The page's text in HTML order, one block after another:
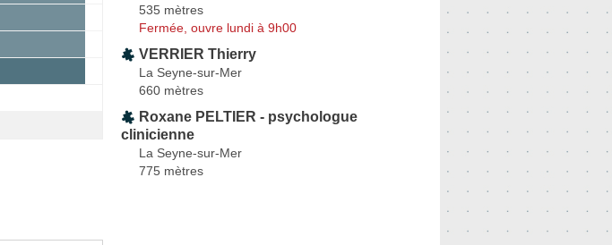
535 mètres
Fermée, ouvre lundi à 9h00
VERRIER Thierry
La Seyne-sur-Mer
660 mètres
Roxane PELTIER - psychologue
clinicienne
La Seyne-sur-Mer
775 mètres